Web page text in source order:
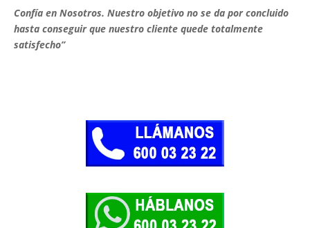
Confía en Nosotros. Nuestro objetivo no se da por concluido
hasta conseguir que nuestro cliente quede totalmente
satisfecho”